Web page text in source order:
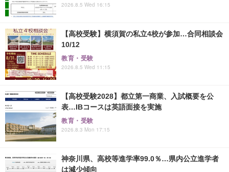
2026.8.5 Wed 16:15
【高校受験】横須賀の私立4校が参加…合同相談会
10/12
教育・受験
2026.8.5 Wed 11:15
【高校受験2028】都立第一商業、入試概要を公
表…IBコースは英語面接を実施
教育・受験
2026.8.3 Mon 17:15
神奈川県、高校等進学率99.0％…県内公立進学者
は減少傾向